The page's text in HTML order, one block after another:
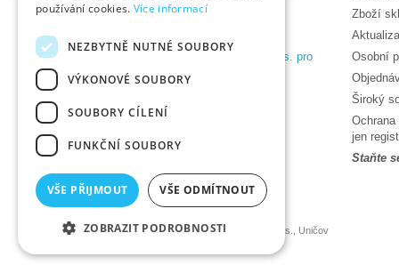
Mapa stránek
Obchodní podmínky e-shopu VTC, a.s. pro
zákazníky z České republiky
Nápověda
Ke stažení
Aktuality
Produktová videa, video návody
©2026 Velkoobchod textilní galanterie VTC a.s., Uničov
Zboží
Osobní
Široký
jen
Staňte
používání cookies. Více informací
NEZBYTNĚ NUTNÉ SOUBORY
VÝKONOVÉ SOUBORY
SOUBORY CÍLENÍ
FUNKČNÍ SOUBORY
VŠE PŘIJMOUT VŠE ODMÍTNOUT
ZOBRAZIT PODROBNOSTI